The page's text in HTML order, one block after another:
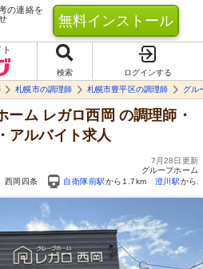
の連絡を
無料インストール
検索
ログインする
札幌市の調理師 札幌市豊平区の調理師 グル
ーム レガロ西岡 の調理師・
アルバイト求人
7月28日更新
グループホーム
西岡四条 自衛隊前駅から1.7km 澄川駅から
自